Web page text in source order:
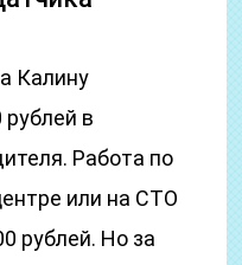
Калину
в
Работа по
или на СТО
рублей. Но за